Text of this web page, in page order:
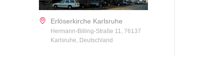
Erlöserkirche Karlsruhe
Hermann-Billing-Straße 11, 76137
Karlsruhe, Deutschland